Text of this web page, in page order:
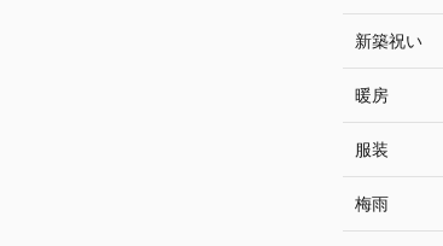
新築祝い
暖房
服装
梅雨